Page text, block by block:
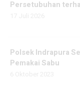
Persetubuhan
Polsek Indrapura
Pemakai Sabu